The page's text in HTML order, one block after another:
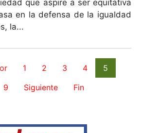
que aspire a ser equitativa
en la defensa de la igualdad
la...
1 2 3 4
5
9 Siguiente Fin